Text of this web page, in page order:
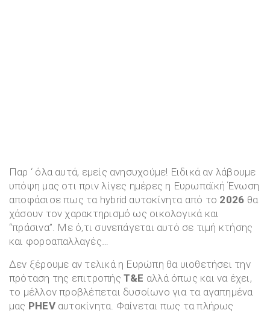
Παρ ‘ όλα αυτά, εμείς ανησυχούμε! Ειδικά αν λάβουμε
υπόψη μας οτι πριν λίγες ημέρες η Ευρωπαϊκή Ένωση
αποφάσισε πως τα hybrid αυτοκίνητα από το 2026 θα
χάσουν τον χαρακτηρισμό ως οικολογικά και
“πράσινα”. Με ό,τι συνεπάγεται αυτό σε τιμή κτήσης
και φοροαπαλλαγές…
Δεν ξέρουμε αν τελικά η Ευρώπη θα υιοθετήσει την
πρόταση της επιτροπής T&E αλλά όπως και να έχει,
το μέλλον προβλέπεται δυσοίωνο για τα αγαπημένα
μας PHEV αυτοκίνητα. Φαίνεται πως τα πλήρως